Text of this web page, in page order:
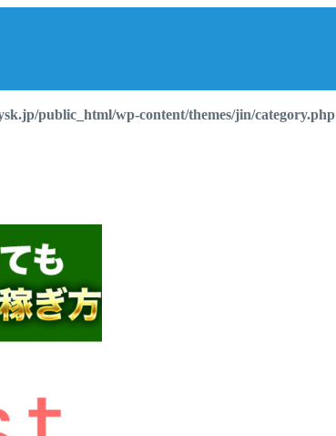
public_html/wp-content/themes/jin/category.php